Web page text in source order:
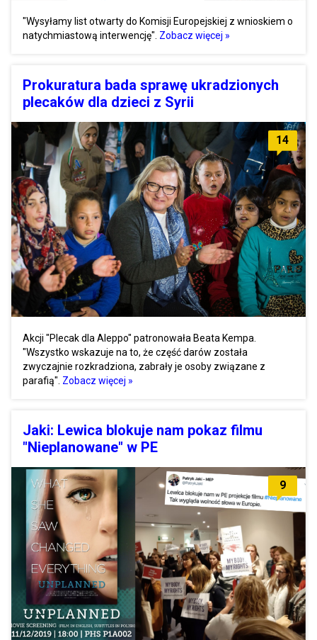
"Wysyłamy list otwarty do Komisji Europejskiej z wnioskiem o
natychmiastową interwencję". Zobacz więcej »
Prokuratura bada sprawę ukradzionych
plecaków dla dzieci z Syrii
14
Akcji "Plecak dla Aleppo" patronowała Beata Kempa.
"Wszystko wskazuje na to, że część darów została
zwyczajnie rozkradziona, zabrały je osoby związane z
parafią". Zobacz więcej »
Jaki: Lewica blokuje nam pokaz filmu
"Nieplanowane" w PE
9